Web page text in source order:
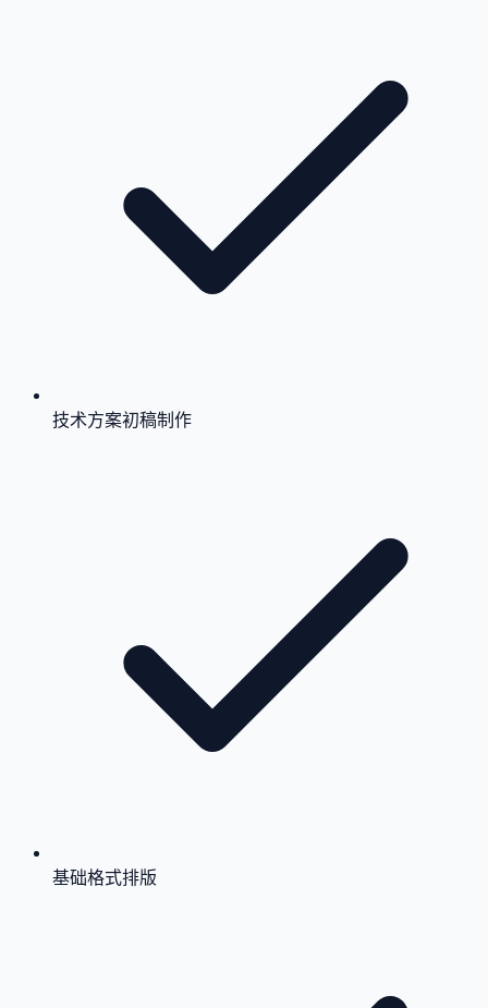
技术方案初稿制作
基础格式排版